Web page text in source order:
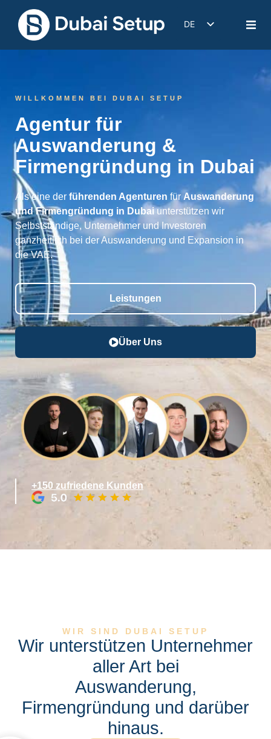
DE
WILLKOMMEN BEI DUBAI SETUP
Agentur für
Auswanderung &
Firmengründung in Dubai
Als eine der führenden Agenturen für Auswanderung
und Firmengründung in Dubaiunterstützen wir
Selbstständige, Unternehmer und Investoren
ganzheitlich bei der Auswanderung und Expansion in
die VAE.
Leistungen
Über Uns
+150 zufriedene Kunden
WIR SIND DUBAI SETUP
Wir unterstützen Unternehmer
aller Art bei
Auswanderung,
Firmengründung und darüber
hinaus.